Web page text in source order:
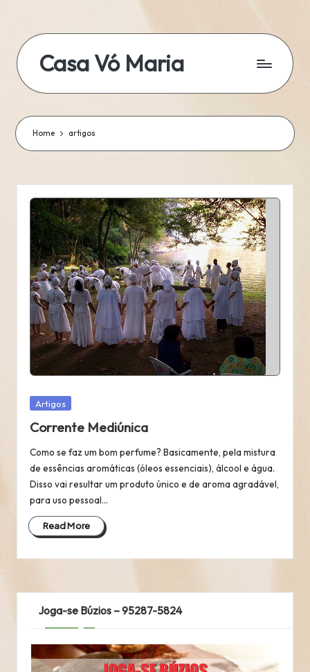
content
Casa Vó Maria
Home artigos
Posted
Artigos
Corrente Mediúnica
Como se faz um bom perfume? Basicamente, pela mistura
de essências aromáticas (óleos essenciais), álcool e água.
Disso vai resultar um produto único e de aroma agradável,
para uso pessoal…
Read More
Joga-se Búzios – 95287-5824